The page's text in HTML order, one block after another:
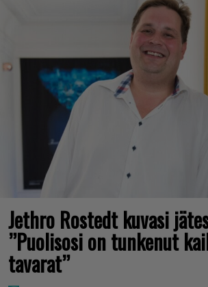
Jethro Rostedt kuvasi
”Puolisosi on tunkenut
tavarat”